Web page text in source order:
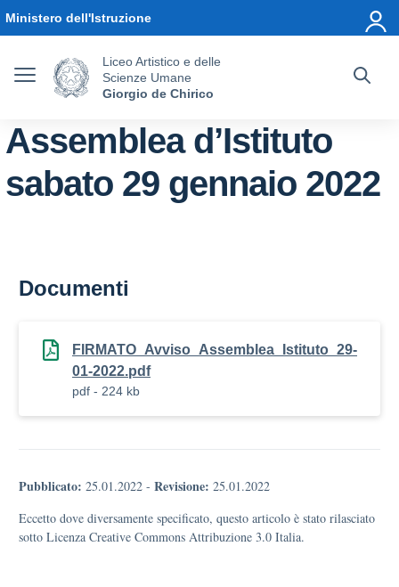
Ministero dell'Istruzione
Liceo Artistico e delle
Scienze Umane
Giorgio de Chirico
Assemblea d’Istituto
sabato 29 gennaio 2022
Documenti
FIRMATO_Avviso_Assemblea_Istituto_29-
01-2022.pdf
pdf - 224 kb
Pubblicato: 25.01.2022 - Revisione: 25.01.2022
Eccetto dove diversamente specificato, questo articolo è stato rilasciato
sotto Licenza Creative Commons Attribuzione 3.0 Italia.